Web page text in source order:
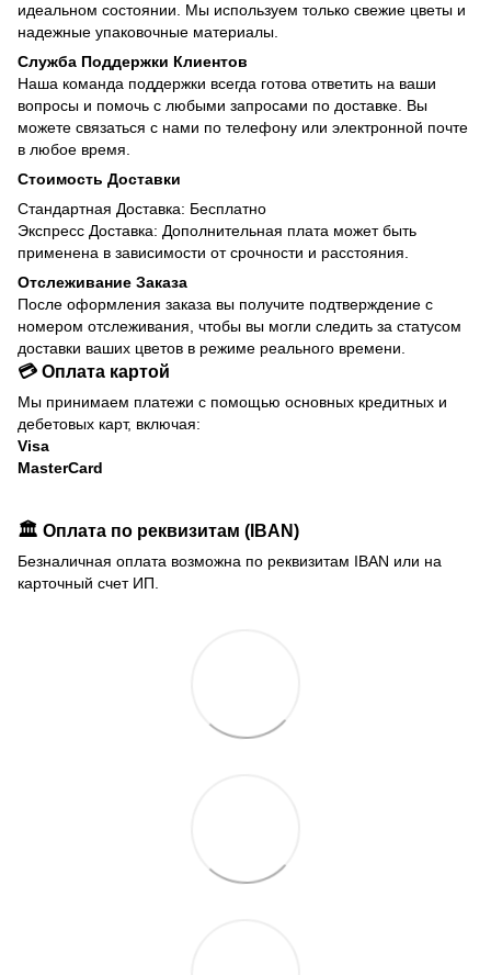
идеальном состоянии. Мы используем только свежие цветы и
надежные упаковочные материалы.
Служба Поддержки Клиентов
Наша команда поддержки всегда готова ответить на ваши
вопросы и помочь с любыми запросами по доставке. Вы
можете связаться с нами по телефону или электронной почте
в любое время.
Стоимость Доставки
Стандартная Доставка: Бесплатно
Экспресс Доставка: Дополнительная плата может быть
применена в зависимости от срочности и расстояния.
Отслеживание Заказа
После оформления заказа вы получите подтверждение с
номером отслеживания, чтобы вы могли следить за статусом
доставки ваших цветов в режиме реального времени.
💳 Оплата картой
Мы принимаем платежи с помощью основных кредитных и
дебетовых карт, включая:
Visa
MasterCard
🏛️ Оплата по реквизитам (IBAN)
Безналичная оплата возможна по реквизитам IBAN или на
карточный счет ИП.